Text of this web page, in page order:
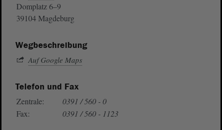
Domplatz 6–9
39104 Magdeburg
Wegbeschreibung
Auf Google Maps
Telefon und Fax
Zentrale:
0391 / 560 - 0
Fax:
0391 / 560 - 1123